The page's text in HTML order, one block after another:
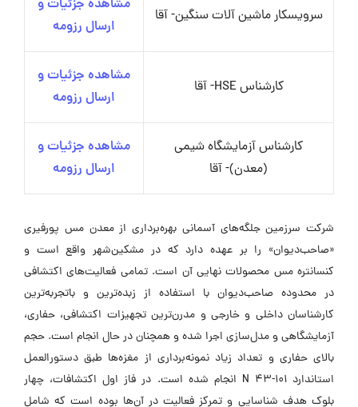
سرویسکار ماشین آلات سنگین- آقا
مشاهده جزئیات و
ارسال رزومه
کارشناس HSE- آقا
مشاهده جزئیات و
ارسال رزومه
کارشناس آزمایشگاه شیمی
(معدن)- آقا
مشاهده جزئیات و
ارسال رزومه
شرکت سرزمین جلگه‌های آسمانی بهره‌برداری از معدن مس پورفیری
«صاحب‌دیوان» را بر عهده دارد که در مشکین‌شهر واقع است و
کنسانتره مس محصولات نهایی آن است. تمامی فعالیت‌های اکتشافی
در محدوده صاحب‌دیوان با استفاده از زبده‌ترین و باتجربه‌ترین
کارشناسان داخلی و خارجی و مدرن‌ترین تجهیزات اکتشافی، حفاری،
آزمایشگاهی و مدل‌سازی اجرا شده و همچنان در حال انجام است. حجم
بالای حفاری و تعداد زیاد نمونه‌برداری از مغزه‌ها طبق دستورالعمل
استاندارد 101-43 N انجام شده است. در فاز اول اکتشافات، چهار
بلوک هدف شناسایی و تمرکز فعالیت در آن‌ها بوده است که شامل